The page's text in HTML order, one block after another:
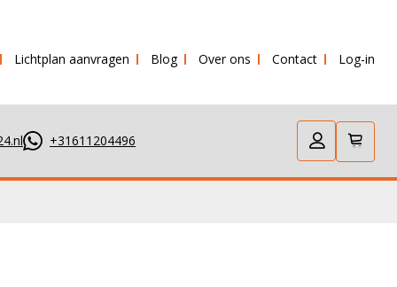
verstuurd!
Lichtplan aanvragen Blog Over ons Contact Log-in
+31611204496